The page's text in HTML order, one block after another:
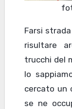
Farsi
risultare
trucchi del
lo
cercato un
se ne